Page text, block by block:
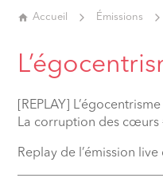
Accueil Émissions
[REPLAY] L’égocentrisme
La corruption des cœurs
Replay de l’émission